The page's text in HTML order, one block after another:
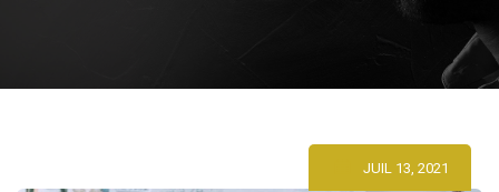
JUIL 13, 2021